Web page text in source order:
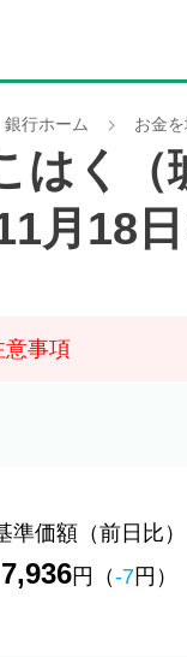
銀行ホーム お金
はく
月18
意事項
準価額 （前日比）
7,936円 （-7円）